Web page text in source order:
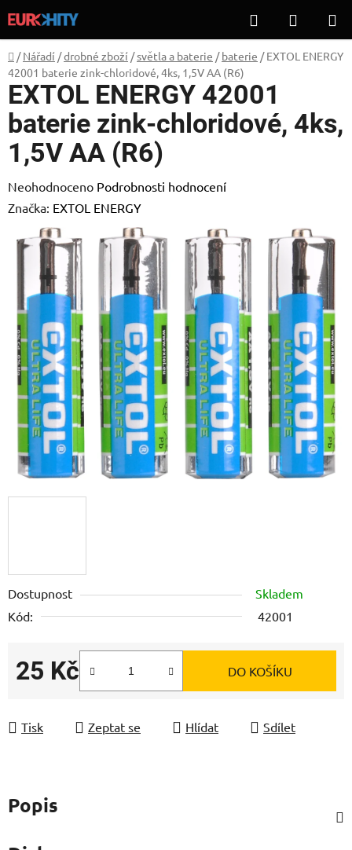
na
obsah
Hledat
KOŠÍK
Domů
/ Nářadí /drobné zboží /světla a baterie / baterie / EXTOL ENERGY
42001 baterie zink-chloridové, 4ks, 1,5V AA (R6)
Dostupnost
Skladem
Kód:
42001
25 Kč
Měrná cena:
DO KOŠÍKU
Tisk Zeptat se Hlídat Sdílet
EXTOL ENERGY 42001
baterie zink-chloridové, 4ks,
1,5V AA (R6)
Průměrné
hodnocení
produktu
0,0
hvězdiček.
Neohodnoceno Podrobnosti hodnocení
Značka: EXTOL ENERGY
Popis